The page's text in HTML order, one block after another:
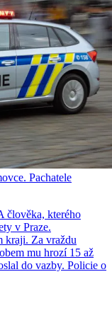
Pachatele
člověka, kterého
v Praze.
kraji. Za vraždu
mu hrozí 15 až
do vazby. Policie o